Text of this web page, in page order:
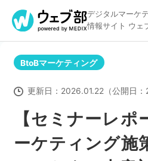
デジタルマーケ
情報サイト ウェ
リスティング広告
アクセス解析
【セミナーレポ
ーケティング施
BtoBマーケティング
更新日： 2026.01.22（公開日：